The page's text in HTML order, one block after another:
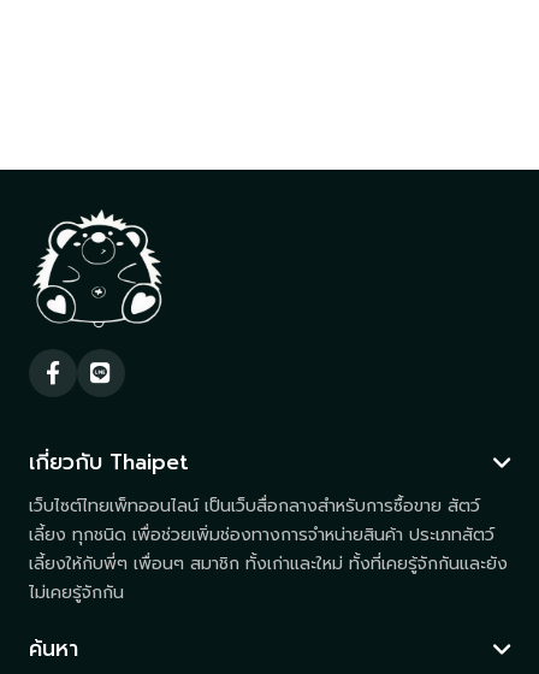
เกี่ยวกับ Thaipet
เว็บไซต์ไทยเพ็ทออนไลน์ เป็นเว็บสื่อกลางสำหรับการซื้อขาย สัตว์
เลี้ยง ทุกชนิด เพื่อช่วยเพิ่มช่องทางการจำหน่ายสินค้า ประเภทสัตว์
เลี้ยงให้กับพี่ๆ เพื่อนๆ สมาชิก ทั้งเก่าและใหม่ ทั้งที่เคยรู้จักกันและยัง
ไม่เคยรู้จักกัน
ค้นหา